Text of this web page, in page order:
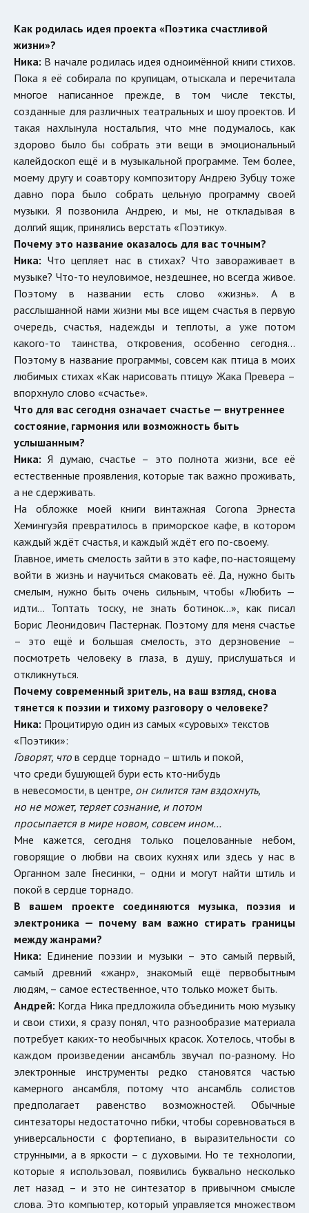
Как родилась идея проекта «Поэтика счастливой
жизни»?
Ника: В начале родилась идея одноимённой книги стихов.
Пока я её собирала по крупицам, отыскала и перечитала
многое написанное прежде, в том числе тексты,
созданные для различных театральных и шоу проектов. И
такая нахлынула ностальгия, что мне подумалось, как
здорово было бы собрать эти вещи в эмоциональный
калейдоскоп ещё и в музыкальной программе. Тем более,
моему другу и соавтору композитору Андрею Зубцу тоже
давно пора было собрать цельную программу своей
музыки. Я позвонила Андрею, и мы, не откладывая в
долгий ящик, принялись верстать «Поэтику».
Почему это название оказалось для вас точным?
Ника: Что цепляет нас в стихах? Что завораживает в
музыке? Что-то неуловимое, нездешнее, но всегда живое.
Поэтому в названии есть слово «жизнь». А в
расслышанной нами жизни мы все ищем счастья в первую
очередь, счастья, надежды и теплоты, а уже потом
какого-то таинства, откровения, особенно сегодня...
Поэтому в название программы, совсем как птица в моих
любимых стихах «Как нарисовать птицу» Жака Превера –
впорхнуло слово «счастье».
Что для вас сегодня означает счастье — внутреннее
состояние, гармония или возможность быть
услышанным?
Ника: Я думаю, счастье – это полнота жизни, все её
естественные проявления, которые так важно проживать,
а не сдерживать.
На обложке моей книги винтажная Corona Эрнеста
Хемингуэйя превратилось в приморское кафе, в котором
каждый ждёт счастья, и каждый ждёт его по-своему.
Главное, иметь смелость зайти в это кафе, по-настоящему
войти в жизнь и научиться смаковать её. Да, нужно быть
смелым, нужно быть очень сильным, чтобы «Любить —
идти… Топтать тоску, не знать ботинок…», как писал
Борис Леонидович Пастернак. Поэтому для меня счастье
– это ещё и большая смелость, это дерзновение –
посмотреть человеку в глаза, в душу, прислушаться и
откликнуться.
Почему современный зритель, на ваш взгляд, снова
тянется к поэзии и тихому разговору о человеке?
Ника: Процитирую один из самых «суровых» текстов
«Поэтики»:
Говорят, что в сердце торнадо – штиль и покой,
что среди бушующей бури есть кто-нибудь
в невесомости, в центре, он силится там вздохнуть,
но не может, теряет сознание, и потом
просыпается в мире новом, совсем ином…
Мне кажется, сегодня только поцелованные небом,
говорящие о любви на своих кухнях или здесь у нас в
Органном зале Гнесинки, – одни и могут найти штиль и
покой в сердце торнадо.
В вашем проекте соединяются музыка, поэзия и
электроника — почему вам важно стирать границы
между жанрами?
Ника: Единение поэзии и музыки – это самый первый,
самый древний «жанр», знакомый ещё первобытным
людям, – самое естественное, что только может быть.
Андрей: Когда Ника предложила объединить мою музыку
и свои стихи, я сразу понял, что разнообразие материала
потребует каких-то необычных красок. Хотелось, чтобы в
каждом произведении ансамбль звучал по-разному. Но
электронные инструменты редко становятся частью
камерного ансамбля, потому что ансамбль солистов
предполагает равенство возможностей. Обычные
синтезаторы недостаточно гибки, чтобы соревноваться в
универсальности с фортепиано, в выразительности со
струнными, а в яркости – с духовыми. Но те технологии,
которые я использовал, появились буквально несколько
лет назад – и это не синтезатор в привычном смысле
слова. Это компьютер, который управляется множеством